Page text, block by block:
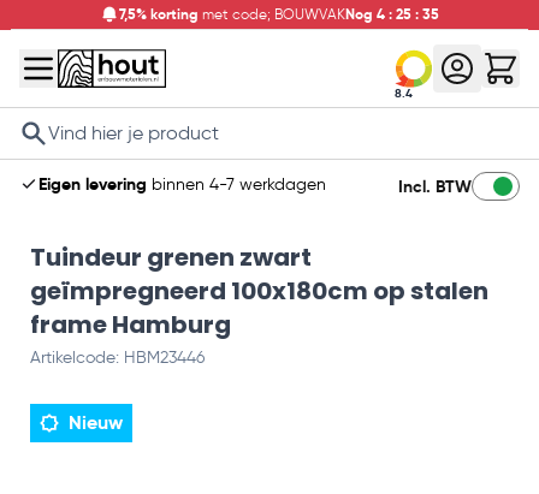
7,5% korting met code; BOUWVAKNog 4 : 25 : 34
8.4
Search
Eigen levering binnen 4-7 werkdagen Incl. BTW
Tuindeur grenen zwart
geïmpregneerd 100x180cm op stalen
frame Hamburg
Artikelcode: HBM23446
Nieuw